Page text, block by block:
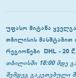
უფასო მიტანა
თბილისისმასშტაბით
რეგიონებიDHL -20 ₾
თბილისში 18:00 მდე
შემდეგ გაკეთებული